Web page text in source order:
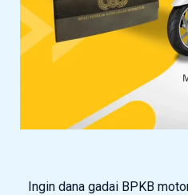
Ingin dana gadai BPKB